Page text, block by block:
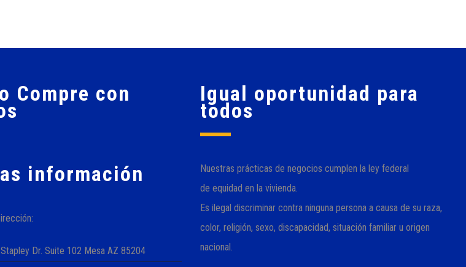
Compre con
información
Dr. Suite 102 Mesa AZ 85204
Igual oportunidad para
todos
Nuestras prácticas de negocios cumplen la ley federal
de equidad en la vivienda.
Es ilegal discriminar contra ninguna persona a causa de su raza,
color, religión, sexo, discapacidad, situación familiar u origen
nacional.